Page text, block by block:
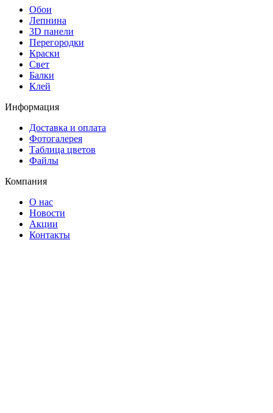
Обои
Лепнина
3D панели
Перегородки
Краски
Свет
Балки
Клей
Информация
Доставка и оплата
Фотогалерея
Таблица цветов
Файлы
Компания
О нас
Новости
Акции
Контакты